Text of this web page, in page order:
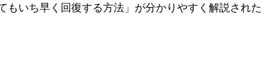
もいち早く回復する方法」が分かりやすく解説された